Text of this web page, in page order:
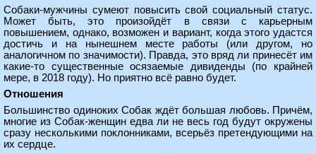
Собаки-мужчины сумеют повысить свой социальный статус.
Может быть, это произойдёт в связи с карьерным
повышением, однако, возможен и вариант, когда этого удастся
достичь и на нынешнем месте работы (или другом, но
аналогичном по значимости). Правда, это вряд ли принесёт им
какие-то существенные осязаемые дивиденды (по крайней
мере, в 2018 году). Но приятно всё равно будет.
Отношения
Большинство одиноких Собак ждёт большая любовь. Причём,
многие из Собак-женщин едва ли не весь год будут окружены
сразу несколькими поклонниками, всерьёз претендующими на
их сердце.